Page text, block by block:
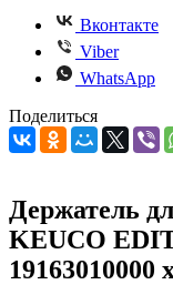
Вконтакте
Viber
WhatsApp
Поделиться
Держатель
KEUCO
19163010000